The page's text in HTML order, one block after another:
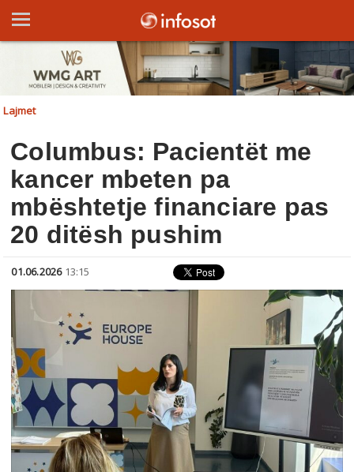
Lajmet
Columbus: Pacientët me
kancer mbeten pa
mbështetje financiare pas
20 ditësh pushim
01.06.2026 13:15